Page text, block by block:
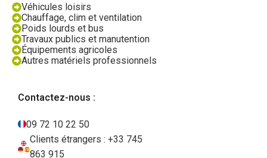
Véhicules loisirs
Chauffage, clim et ventilation
Poids lourds et bus
Travaux publics et manutention
Équipements agricoles
Autres matériels professionnels
Contactez-nous :
09 72 10 22 50
Clients étrangers : +33 745
863 915